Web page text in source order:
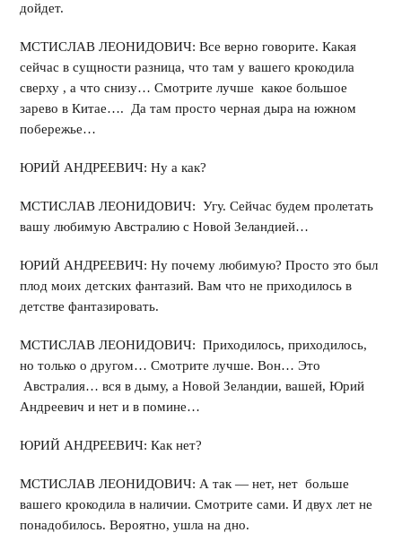
дойдет.
МСТИСЛАВ ЛЕОНИДОВИЧ: Все верно говорите. Какая
сейчас в сущности разница, что там у вашего крокодила
сверху , а что снизу… Смотрите лучше какое большое
зарево в Китае…. Да там просто черная дыра на южном
побережье…
ЮРИЙ АНДРЕЕВИЧ: Ну а как?
МСТИСЛАВ ЛЕОНИДОВИЧ: Угу. Сейчас будем пролетать
вашу любимую Австралию с Новой Зеландией…
ЮРИЙ АНДРЕЕВИЧ: Ну почему любимую? Просто это был
плод моих детских фантазий. Вам что не приходилось в
детстве фантазировать.
МСТИСЛАВ ЛЕОНИДОВИЧ: Приходилось, приходилось,
но только о другом… Смотрите лучше. Вон… Это
Австралия… вся в дыму, а Новой Зеландии, вашей, Юрий
Андреевич и нет и в помине…
ЮРИЙ АНДРЕЕВИЧ: Как нет?
МСТИСЛАВ ЛЕОНИДОВИЧ: А так — нет, нет больше
вашего крокодила в наличии. Смотрите сами. И двух лет не
понадобилось. Вероятно, ушла на дно.